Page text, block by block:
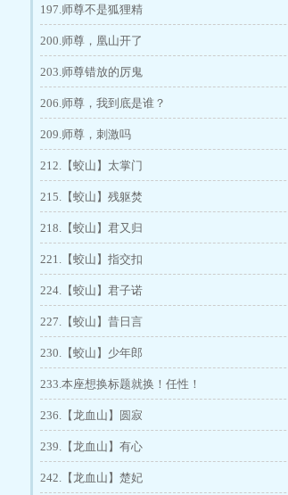
197.师尊不是狐狸精
200.师尊，凰山开了
203.师尊错放的厉鬼
206.师尊，我到底是谁？
209.师尊，刺激吗
212.【蛟山】太掌门
215.【蛟山】残躯焚
218.【蛟山】君又归
221.【蛟山】指交扣
224.【蛟山】君子诺
227.【蛟山】昔日言
230.【蛟山】少年郎
233.本座想换标题就换！任性！
236.【龙血山】圆寂
239.【龙血山】有心
242.【龙血山】楚妃